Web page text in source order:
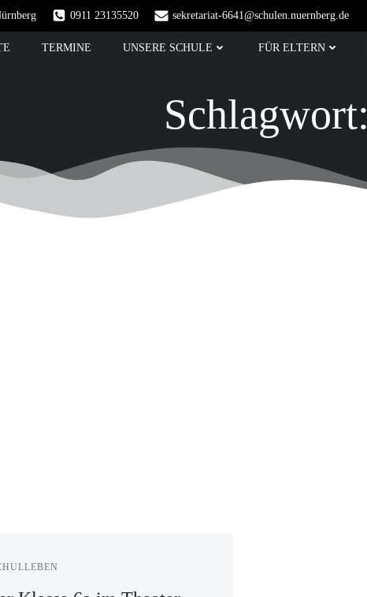
0911 23135520 sekretariat-6641@schulen.nuernberg.de
TERMINE UNSERE SCHULE FÜR ELTERN
Schlagwort: